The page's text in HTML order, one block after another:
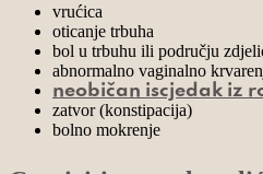
vrućica
oticanje trbuha
bol u trbuhu ili području
abnormalno vaginalno
neobičan iscjedak iz
zatvor (konstipacija)
bolno mokrenje